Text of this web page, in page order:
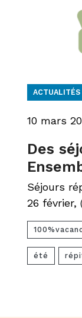
ACTUALITÉS
10 mars
Des
Séjours
26 février,
été